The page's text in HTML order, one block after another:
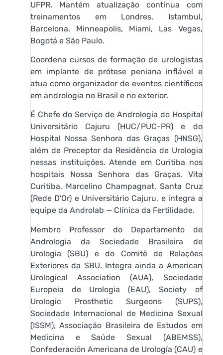
UFPR. Mantém atualização contínua com
treinamentos em Londres, Istambul,
Barcelona, Minneapolis, Miami, Las Vegas,
Bogotá e São Paulo.
Coordena cursos de formação de urologistas
em implante de prótese peniana inflável e
atua como organizador de eventos científicos
em andrologia no Brasil e no exterior.
É Chefe do Serviço de Andrologia do Hospital
Universitário Cajuru (HUC/PUC-PR) e do
Hospital Nossa Senhora das Graças (HNSG),
além de Preceptor da Residência de Urologia
nessas instituições. Atende em Curitiba nos
hospitais Nossa Senhora das Graças, Vita
Curitiba, Marcelino Champagnat, Santa Cruz
(Rede D'Or) e Universitário Cajuru, e integra a
equipe da Androlab — Clínica da Fertilidade.
Membro Professor do Departamento de
Andrologia da Sociedade Brasileira de
Urologia (SBU) e do Comitê de Relações
Exteriores da SBU. Integra ainda a American
Urological Association (AUA), Sociedade
Europeia de Urologia (EAU), Society of
Urologic Prosthetic Surgeons (SUPS),
Sociedade Internacional de Medicina Sexual
(ISSM), Associação Brasileira de Estudos em
Medicina e Saúde Sexual (ABEMSS),
Confederación Americana de Urología (CAU) e